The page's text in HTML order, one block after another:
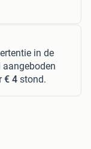
in de
aangeboden
€ 4 stond.